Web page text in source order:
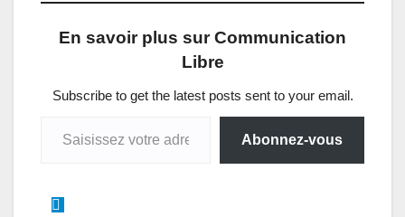
p
b
o
k
e
I
n
e
g
e
g
a
m
l
En savoir plus sur Communication
Libre
Subscribe to get the latest posts sent to your email.
Abonnez-vous